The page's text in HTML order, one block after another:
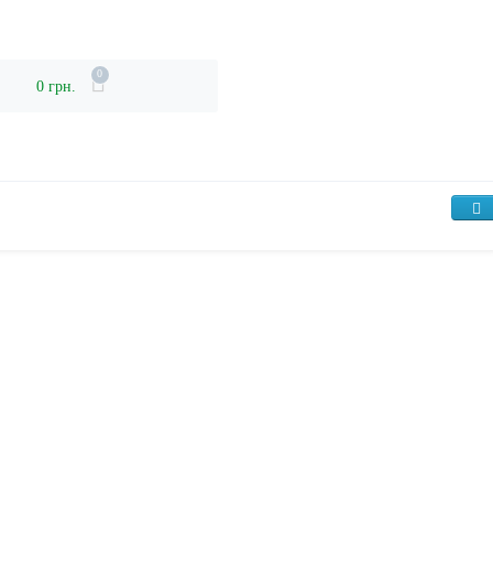
0 грн.
0